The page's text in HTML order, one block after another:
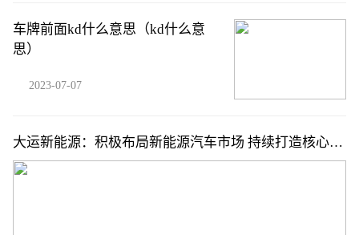
车牌前面kd什么意思（kd什么意
思）
2023-07-07
大运新能源：积极布局新能源汽车市场 持续打造核心品
牌力